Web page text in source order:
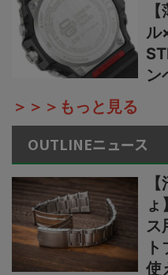
ル
ン
＞＞＞もっと見る
OUTLINEニュース
ょ
ス
使